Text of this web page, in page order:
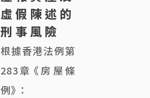
虛假陳述的
刑事風險
根據香港法例第
283章《房屋條
例》：